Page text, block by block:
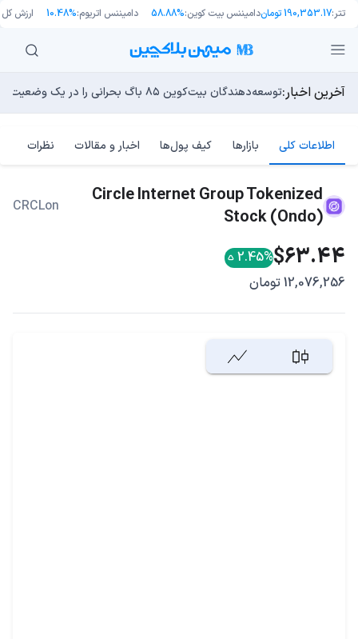
تتر:190,353.17 تومان دامیننس بیت کوین:58.88% دامیننس اتریوم:10.48% ارزش کل
آخرین اخبار:توسعه‌دهندگان بیت‌کوین ۸۵ باگ بحرانی را در یک وضعیت «فوق‌العاده بد» شناسایی کردند
اوج‌گیری طلا با تقاضای چین؛ چرا قیمت بیت کوین در ۶۴ هزار دلار درجا می‌زند؟
بدترین نمودار برای گاوهای بیت کوین؛ آیا دوران رالی‌های
انتقال ۶۶ میلیون دلاری بیت کوین توسط مایکرواستراتژی؛ آیا فشار فروش جدیدی در راه است؟
یک نقشه راه کوانتومی، بیت‌کوین را بسیار بالاتر خواهد برد
اطلاعات کلی بازارها کیف پول‌ها اخبار و مقالات نظرات
Circle Internet Group Tokenized
Stock (Ondo)
CRCLon
$63.44
2.45%
12,076,256 تومان